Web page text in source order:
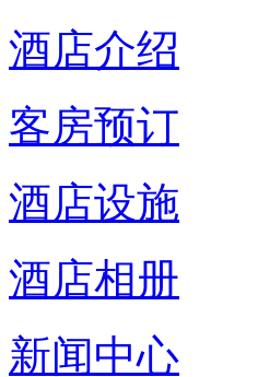
酒店介绍
客房预订
酒店设施
酒店相册
新闻中心